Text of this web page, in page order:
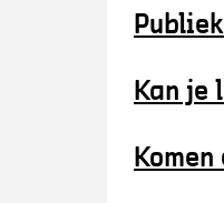
Kan je